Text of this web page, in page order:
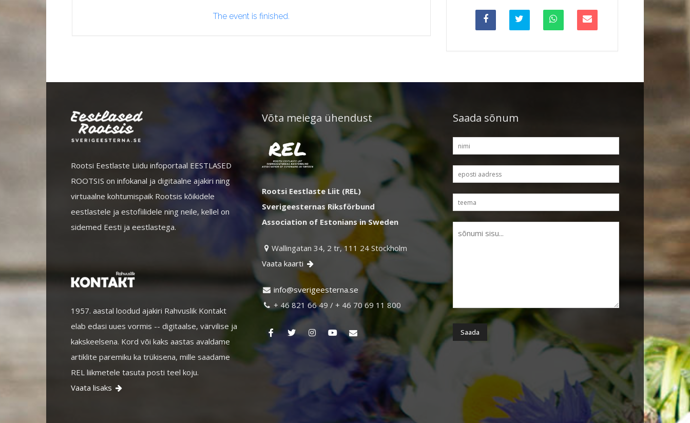
The event is finished.
Rootsi Eestlaste Liidu infoportaal EESTLASED
ROOTSIS on infokanal ja digitaalne ajakiri ning
virtuaalne kohtumispaik Rootsis kõikidele
eestlastele ja estofiilidele ning neile, kellel on
sidemed Eesti ja eestlastega.
1957. aastal loodud ajakiri Rahvuslik Kontakt
elab edasi uues vormis -- digitaalse, värvilise ja
kakskeelsena. Kord või kaks aastas avaldame
artiklite paremiku ka trükisena, mille saadame
REL liikmetele tasuta posti teel koju.
Vaata lisaks 
Võta meiega ühendust
Rootsi Eestlaste Liit (REL)
Sverigeesternas Riksförbund
Association of Estonians in Sweden
 Wallingatan 34, 2 tr, 111 24 Stockholm
Vaata kaarti 
 es.an
retse
egire
vs@of
ni
 + 46 821 66 49 / + 46 70 69 11 800
Saada sõnum